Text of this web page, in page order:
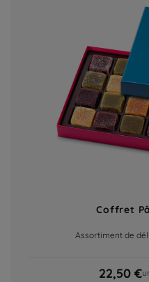
Coffret
Assortiment de
22,50 €